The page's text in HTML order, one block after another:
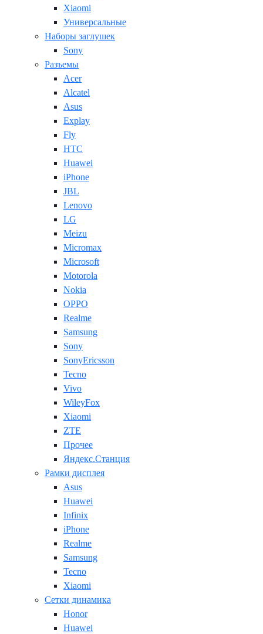
Xiaomi
Универсальные
Наборы заглушек
Sony
Разъемы
Acer
Alcatel
Asus
Explay
Fly
HTC
Huawei
iPhone
JBL
Lenovo
LG
Meizu
Micromax
Microsoft
Motorola
Nokia
OPPO
Realme
Samsung
Sony
SonyEricsson
Tecno
Vivo
WileyFox
Xiaomi
ZTE
Прочее
Яндекс.Станция
Рамки дисплея
Asus
Huawei
Infinix
iPhone
Realme
Samsung
Tecno
Xiaomi
Сетки динамика
Honor
Huawei